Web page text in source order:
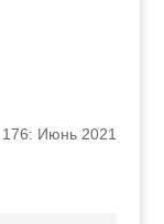
176: Июнь 2021